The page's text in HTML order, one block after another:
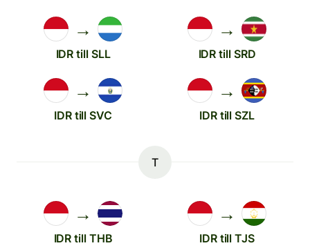
→
IDR till SLL
→
IDR till SRD
→
IDR till SVC
→
IDR till SZL
T
→
IDR till THB
→
IDR till TJS